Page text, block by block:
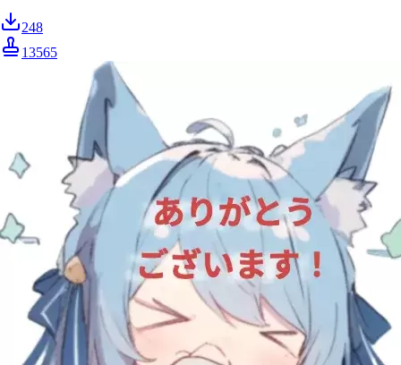
248
13565